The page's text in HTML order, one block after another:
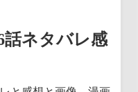
話ネタバレ感